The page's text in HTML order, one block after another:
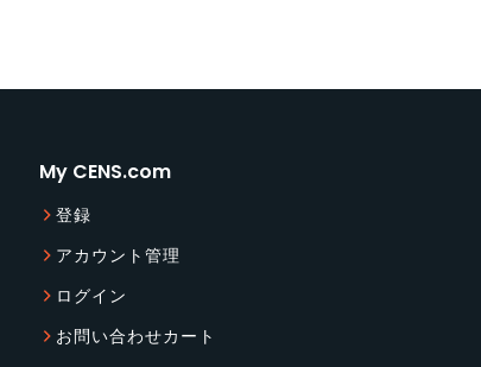
My CENS.com
登録
アカウント管理
ログイン
お問い合わせカート